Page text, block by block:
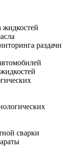
жидкостей
раздачи
сварки